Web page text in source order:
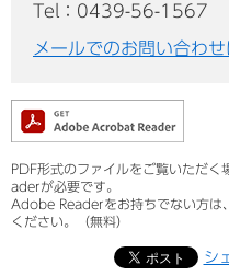
Tel：0439-56-1567
メールでのお問い合わ
PDF形式のファイルをご覧いただ
aderが必要です。
Adobe Readerをお持ちでない方は
ください。（無料）
シ